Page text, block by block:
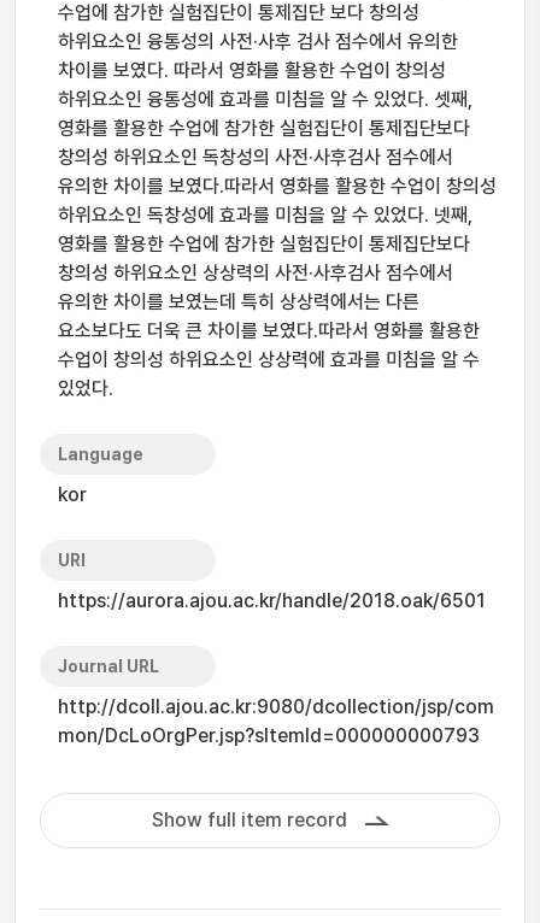
수업에 참가한 실험집단이 통제집단 보다 창의성
하위요소인 융통성의 사전·사후 검사 점수에서 유의한
차이를 보였다. 따라서 영화를 활용한 수업이 창의성
하위요소인 융통성에 효과를 미침을 알 수 있었다. 셋째,
영화를 활용한 수업에 참가한 실험집단이 통제집단보다
창의성 하위요소인 독창성의 사전·사후검사 점수에서
유의한 차이를 보였다.따라서 영화를 활용한 수업이 창의성
하위요소인 독창성에 효과를 미침을 알 수 있었다. 넷째,
영화를 활용한 수업에 참가한 실험집단이 통제집단보다
창의성 하위요소인 상상력의 사전·사후검사 점수에서
유의한 차이를 보였는데 특히 상상력에서는 다른
요소보다도 더욱 큰 차이를 보였다.따라서 영화를 활용한
수업이 창의성 하위요소인 상상력에 효과를 미침을 알 수
있었다.
Language
kor
URI
https://aurora.ajou.ac.kr/handle/2018.oak/6501
Journal URL
http://dcoll.ajou.ac.kr:9080/dcollection/jsp/com
mon/DcLoOrgPer.jsp?sItemId=000000000793
Show full item record